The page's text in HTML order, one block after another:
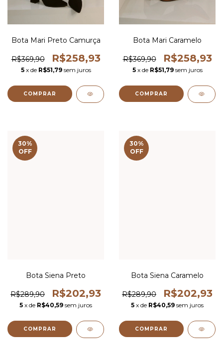
Bota Mari Preto Camurça
R$369,90 R$258,93
5 x de R$51,79 sem juros
COMPRAR
Bota Mari Caramelo
R$369,90 R$258,93
5 x de R$51,79 sem juros
COMPRAR
30%
OFF
Bota Siena Preto
R$289,90 R$202,93
5 x de R$40,59 sem juros
COMPRAR
30%
OFF
Bota Siena Caramelo
R$289,90 R$202,93
5 x de R$40,59 sem juros
COMPRAR